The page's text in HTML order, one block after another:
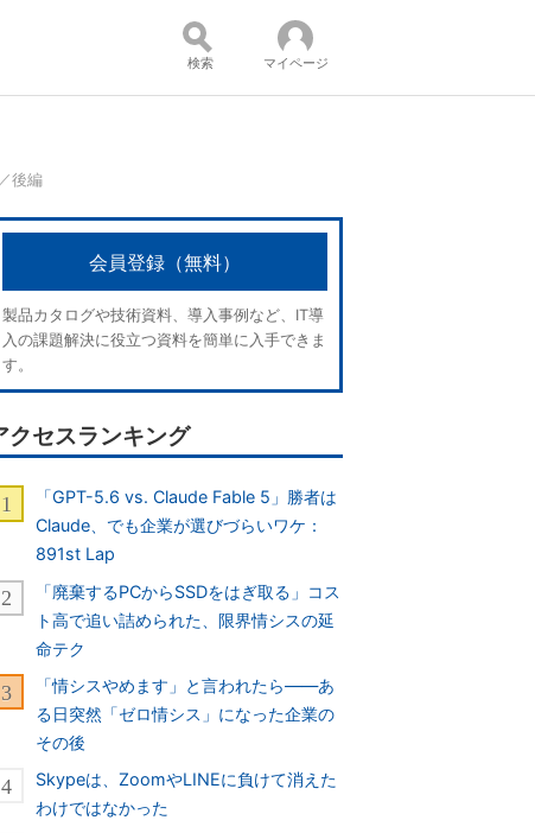
検索 マイページ
後編
会員登録（無料）
製品カタログや技術資料、導入事例など、IT導
入の課題解決に役立つ資料を簡単に入手できま
す。
クセスランキング
「GPT-5.6 vs. Claude Fable 5」勝者は
Claude、でも企業が選びづらいワケ：
891st Lap
「廃棄するPCからSSDをはぎ取る」コス
ト高で追い詰められた、限界情シスの延
命テク
「情シスやめます」と言われたら――あ
る日突然「ゼロ情シス」になった企業の
その後
Skypeは、ZoomやLINEに負けて消えた
わけではなかった